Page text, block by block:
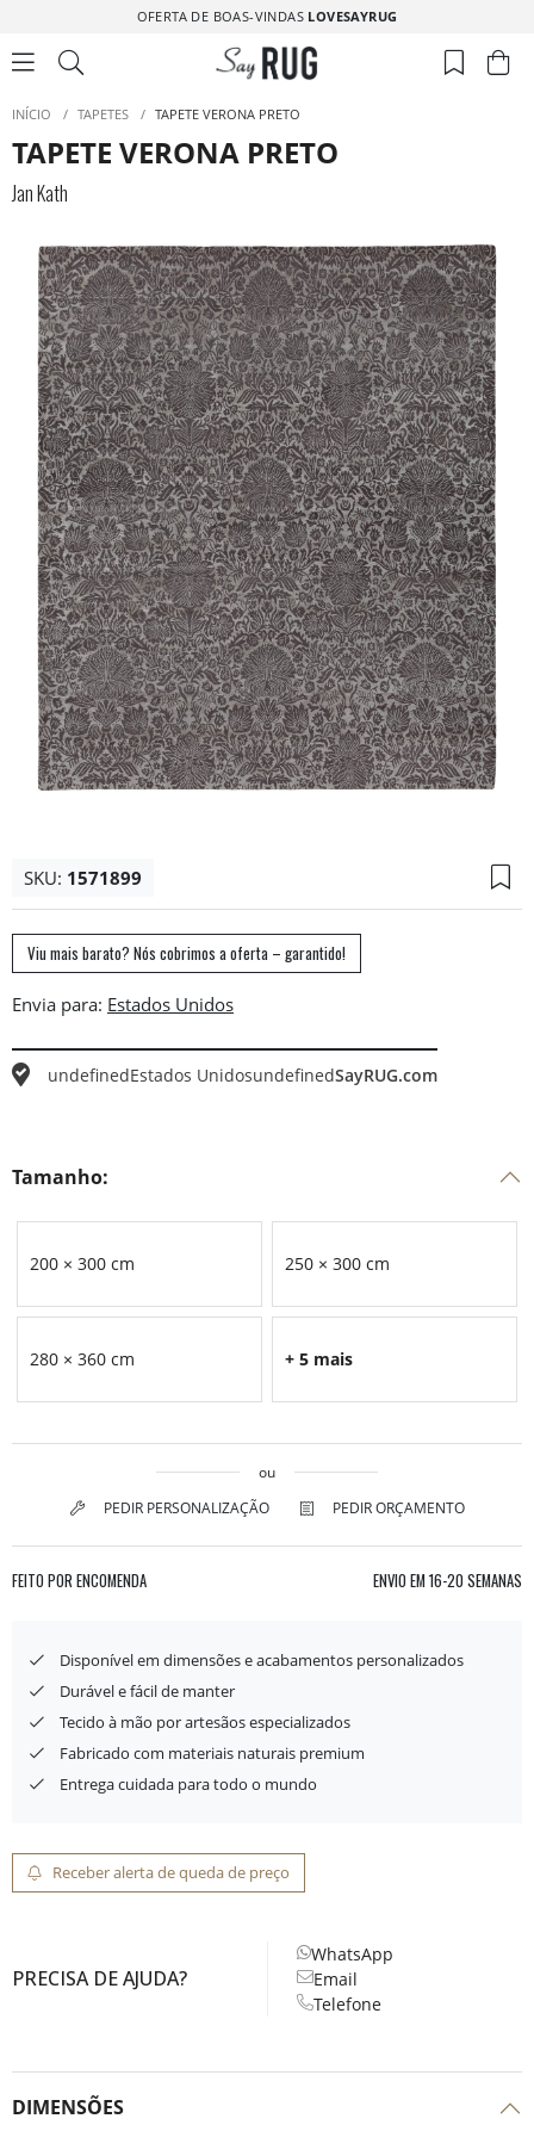
OFERTA DE BOAS-VINDAS LOVESAYRUG
INÍCIO / TAPETES / TAPETE VERONA PRETO
TAPETE VERONA PRETO
Jan Kath
SKU: 1571899
Viu mais barato? Nós cobrimos a oferta – garantido!
Envia para:
undefinedEstados UnidosundefinedSayRUG.com
Tamanho:
200 × 300 cm 250 × 300 cm
280 × 360 cm + 5 mais
ou
PEDIR PERSONALIZAÇÃO
PEDIR ORÇAMENTO
FEITO POR ENCOMENDA ENVIO EM 16-20 SEMANAS
Disponível em dimensões e acabamentos personalizados
Durável e fácil de manter
Tecido à mão por artesãos especializados
Fabricado com materiais naturais premium
Entrega cuidada para todo o mundo
Receber alerta de queda de preço
PRECISA DE AJUDA?
WhatsApp
Email
Telefone
DIMENSÕES